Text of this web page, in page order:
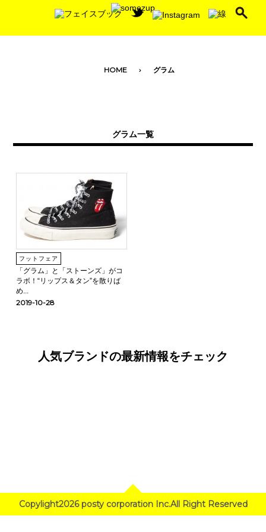
toggle navigation
HOME グラム
グラム一覧
フットフェア
「グラム」と「ストーンズ」がコ
ラボ！“リップス＆タン”を散りば
め...
2019-10-28
人気ブランドの最新情報をチェック
Copylight2026 posty corporation Inc.All Right Reserved